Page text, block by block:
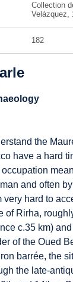
Collection
Velázquez,
182
the
have a hard
and often
very hard to
of Rirha,
c.35 km)
of the Oued
barrée, the
the late-